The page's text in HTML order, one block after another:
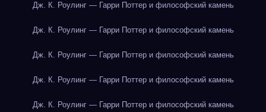
Дж. К. Роулинг — Гарри Поттер и философский камень
Дж. К. Роулинг — Гарри Поттер и философский камень
Дж. К. Роулинг — Гарри Поттер и философский камень
Дж. К. Роулинг — Гарри Поттер и философский камень
Дж. К. Роулинг — Гарри Поттер и философский камень